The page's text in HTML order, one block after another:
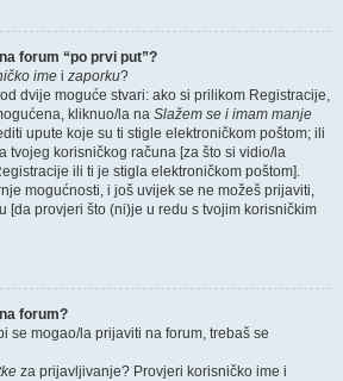
forum “po prvi put”?
ime i zaporku?
dvije moguće stvari: ako si prilikom Registracije,
kliknuo/la na Slažem se i imam manje
upute koje su ti stigle elektroničkom poštom; ili
tvojeg korisničkog računa [za što si vidio/la
ili ti je stigla elektroničkom poštom].
mogućnosti, i još uvijek se ne možeš prijaviti,
[da provjeri što (ni)je u redu s tvojim korisničkim
forum?
se mogao/la prijaviti na forum, trebaš se
za prijavljivanje? Provjeri korisničko ime i